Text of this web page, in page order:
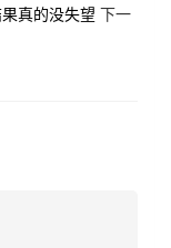
真的没失望 下一